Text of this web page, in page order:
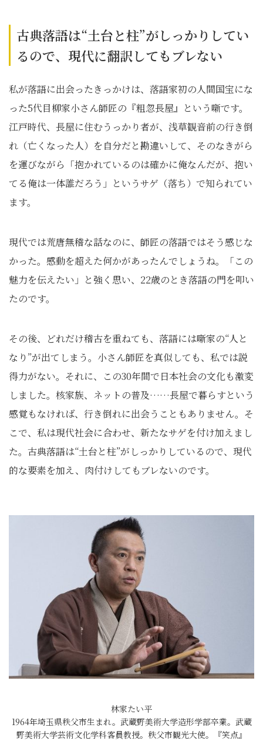
古典落語は“土台と柱”がしっかりしてい
るので、現代に翻訳してもブレない
私が落語に出会ったきっかけは、落語家初の人間国宝にな
った5代目柳家小さん師匠の『粗忽長屋』という噺です。
江戸時代、長屋に住むうっかり者が、浅草観音前の行き倒
れ（亡くなった人）を自分だと勘違いして、そのなきがら
を運びながら「抱かれているのは確かに俺なんだが、抱い
てる俺は一体誰だろう」というサゲ（落ち）で知られてい
ます。
現代では荒唐無稽な話なのに、師匠の落語ではそう感じな
かった。感動を超えた何かがあったんでしょうね。「この
魅力を伝えたい」と強く思い、22歳のとき落語の門を叩い
たのです。
その後、どれだけ稽古を重ねても、落語には噺家の“人と
なり”が出てしまう。小さん師匠を真似しても、私では説
得力がない。それに、この30年間で日本社会の文化も激変
しました。核家族、ネットの普及……長屋で暮らすという
感覚もなければ、行き倒れに出会うこともありません。そ
こで、私は現代社会に合わせ、新たなサゲを付け加えまし
た。古典落語は“土台と柱”がしっかりしているので、現代
的な要素を加え、肉付けしてもブレないのです。
林家たい平
1964年埼玉県秩父市生まれ。武蔵野美術大学造形学部卒業。武蔵
野美術大学芸術文化学科客員教授。秩父市観光大使。『笑点』